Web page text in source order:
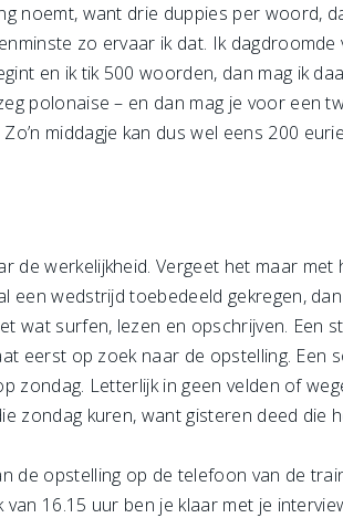
noemt, want drie duppies per woord,
zo ervaar ik dat. Ik
en ik tik 500 woorden, dan mag ik
polonaise – en dan mag je voor een
middagje kan dus wel eens 200
de werkelijkheid. Vergeet het maar
een wedstrijd toebedeeld gekregen,
wat surfen, lezen en opschrijven.
eerst op zoek naar de opstelling.
zondag. Letterlijk in geen velden of
zondag kuren, want gisteren deed die
de opstelling op de telefoon van de
16.15 uur ben je klaar met je